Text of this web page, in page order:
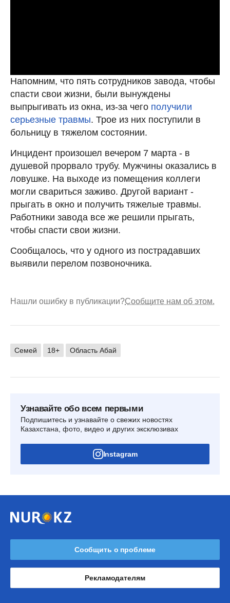
Напомним, что пять сотрудников завода, чтобы
спасти свои жизни, были вынуждены
выпрыгивать из окна, из-за чего получили
серьезные травмы. Трое из них поступили в
больницу в тяжелом состоянии.
Инцидент произошел вечером 7 марта - в
душевой прорвало трубу. Мужчины оказались в
ловушке. На выходе из помещения коллеги
могли свариться заживо. Другой вариант -
прыгать в окно и получить тяжелые травмы.
Работники завода все же решили прыгать,
чтобы спасти свои жизни.
Сообщалось, что у одного из пострадавших
выявили перелом позвоночника.
Нашли ошибку в публикации?Сообщите нам об этом.
Семей 18+ Область Абай
Узнавайте обо всем первыми
Подпишитесь и узнавайте о свежих новостях
Казахстана, фото, видео и других эксклюзивах
Instagram
Сообщить о проблеме
Рекламодателям